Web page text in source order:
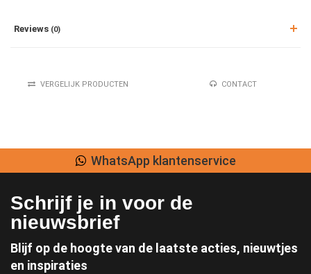
Reviews (0)
VERGELIJK PRODUCTEN CONTACT
WhatsApp klantenservice
Schrijf je in voor de
nieuwsbrief
Blijf op de hoogte van de laatste acties, nieuwtjes
en inspiraties